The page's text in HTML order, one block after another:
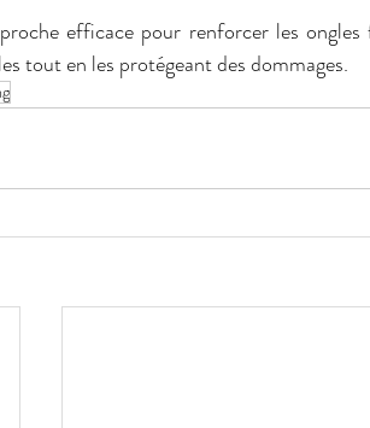
efficace pour renforcer les
tout en les protégeant des dommages.